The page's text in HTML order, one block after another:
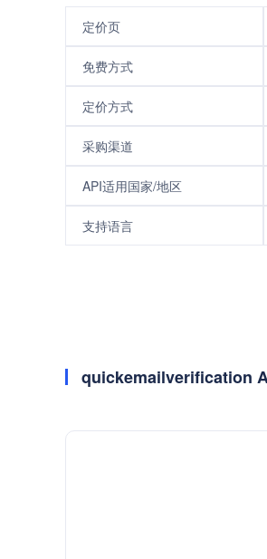
定价页
免费方式
定价方式
采购渠道
API适用国家/地区
支持语言
quickemailverification